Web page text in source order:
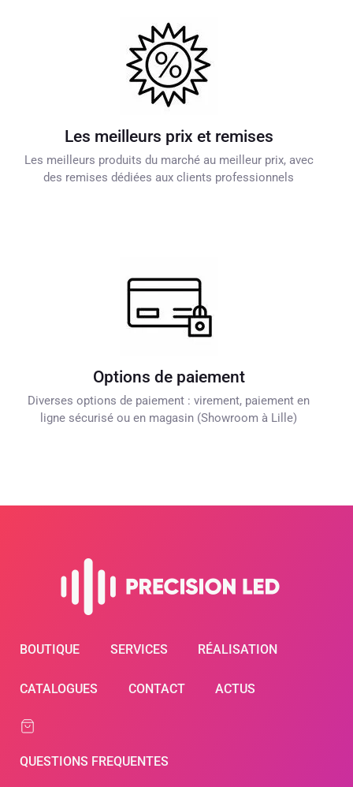
Les meilleurs prix et remises
Les meilleurs produits du marché au meilleur prix, avec
des remises dédiées aux clients professionnels
Options de paiement
Diverses options de paiement : virement, paiement en
ligne sécurisé ou en magasin (Showroom à Lille)
BOUTIQUE SERVICES RÉALISATION
CATALOGUES CONTACT ACTUS
QUESTIONS FREQUENTES